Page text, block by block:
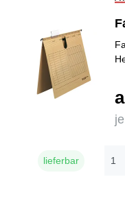
lieferbar